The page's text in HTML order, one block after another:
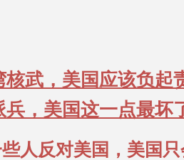
核武，美国应该负起
兵，美国这一点最坏
人反对美国，美国